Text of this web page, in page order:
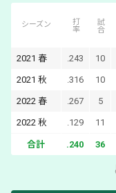
シーズン 打率 試合
2021 春 .243 10
2021 秋 .316 10
2022 春 .267 5
2022 秋 .129 11
合計 .240 36